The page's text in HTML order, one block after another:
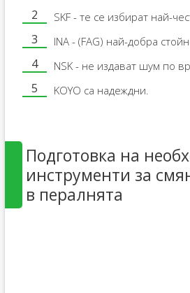
SKF - те се избират най-
INA - (FAG) най-добра
NSK - не издават шум по
KOYO са надеждни.
Подготовка на
инструменти за
в пералнята